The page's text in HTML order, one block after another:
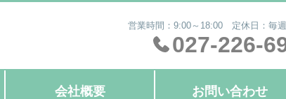
営業時間：9:00～18:00 定休日：毎
027-226-
会社概要 お問い合わせ